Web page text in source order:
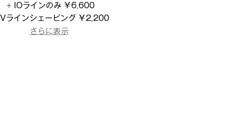
IOラインのみ ￥6,600
Vラインシェービング ￥2,200
さらに表示